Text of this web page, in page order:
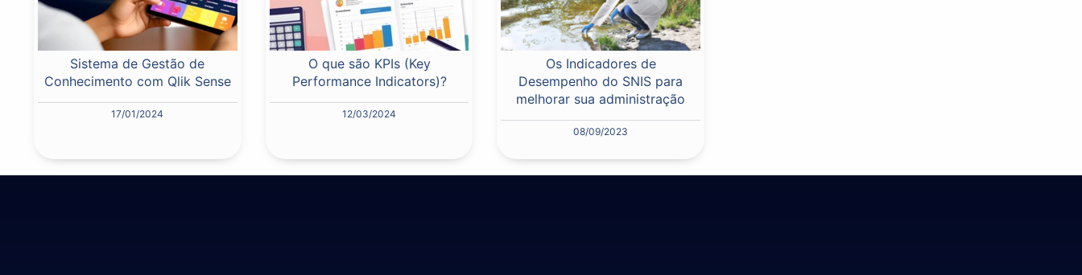
Sistema de Gestão de
Conhecimento com Qlik Sense
17/01/2024
O que são KPIs (Key
Performance Indicators)?
12/03/2024
Os Indicadores de
Desempenho do SNIS para
melhorar sua administração
08/09/2023